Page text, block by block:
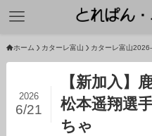
ホーム カターレ富山 カターレ富山
【新加入】
松本遥翔選
ちゃ
2026
6/21